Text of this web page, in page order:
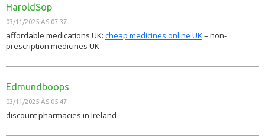
HaroldSop
03/11/2025 ÀS 07:37
affordable medications UK: cheap medicines online UK– non-
prescription medicines UK
Edmundboops
03/11/2025 ÀS 05:47
discount pharmacies in Ireland